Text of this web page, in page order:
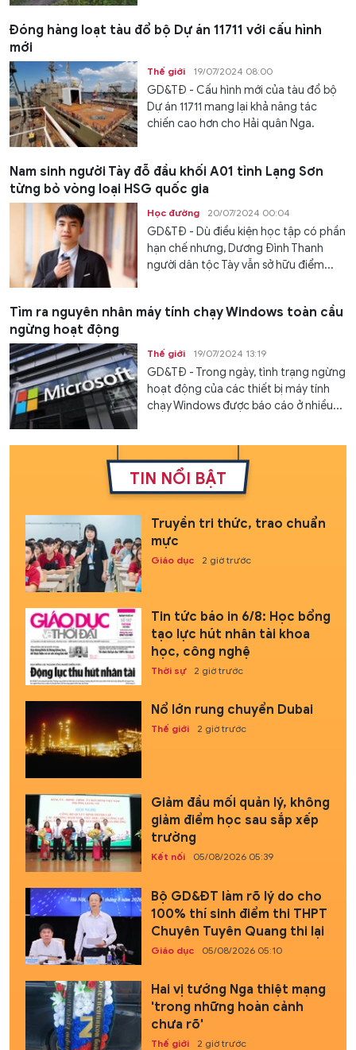
Đóng hàng loạt tàu đổ bộ Dự án 11711 với cấu hình
mới
Thế giới 19/07/2024 08:00
GD&TĐ - Cấu hình mới của tàu đổ bộ
Dự án 11711 mang lại khả năng tác
chiến cao hơn cho Hải quân Nga.
Nam sinh người Tày đỗ đầu khối A01 tỉnh Lạng Sơn
từng bỏ vòng loại HSG quốc gia
Học đường 20/07/2024 00:04
GD&TĐ - Dù điều kiện học tập có phần
hạn chế nhưng, Dương Đình Thanh
người dân tộc Tày vẫn sở hữu điểm...
Tìm ra nguyên nhân máy tính chạy Windows toàn cầu
ngừng hoạt động
Thế giới 19/07/2024 13:19
GD&TĐ - Trong ngày, tình trạng ngừng
hoạt động của các thiết bị máy tính
chạy Windows được báo cáo ở nhiều...
TIN NỔI BẬT
Truyền tri thức, trao chuẩn
mực
Giáo dục 2 giờ trước
Tin tức báo in 6/8: Học bổng
tạo lực hút nhân tài khoa
học, công nghệ
Thời sự 2 giờ trước
Nổ lớn rung chuyển Dubai
Thế giới 2 giờ trước
Giảm đầu mối quản lý, không
giảm điểm học sau sắp xếp
trường
Kết nối 05/08/2026 05:39
Bộ GD&ĐT làm rõ lý do cho
100% thí sinh điểm thi THPT
Chuyên Tuyên Quang thi lại
Giáo dục 05/08/2026 05:10
Hai vị tướng Nga thiệt mạng
'trong những hoàn cảnh
chưa rõ'
Thế giới 2 giờ trước